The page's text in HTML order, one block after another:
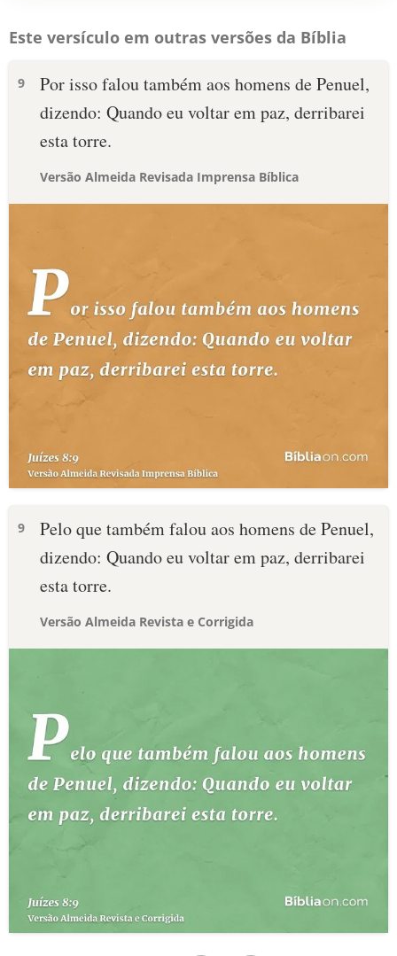
Este versículo em outras versões da Bíblia
9
Por isso falou também aos homens de Penuel,
dizendo: Quando eu voltar em paz, derribarei
esta torre.
Versão Almeida Revisada Imprensa Bíblica
9
Pelo que também falou aos homens de Penuel,
dizendo: Quando eu voltar em paz, derribarei
esta torre.
Versão Almeida Revista e Corrigida